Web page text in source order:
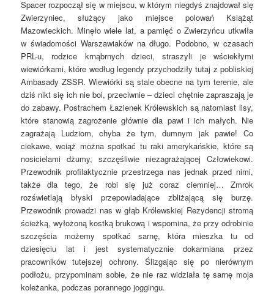
Spacer rozpoczął się w miejscu, w którym niegdyś znajdował się
Zwierzyniec, służący jako miejsce polowań Książąt
Mazowieckich. Minęło wiele lat, a pamięć o Zwierzyńcu utkwiła
w świadomości Warszawiaków na długo. Podobno, w czasach
PRL-u, rodzice krnąbrnych dzieci, straszyli je wściekłymi
wiewiórkami, które według legendy przychodziły tutaj z pobliskiej
Ambasady ZSSR. Wiewiórki są stale obecne na tym terenie, ale
dziś nikt się ich nie boi, przeciwnie – dzieci chętnie zapraszają je
do zabawy. Postrachem Łazienek Królewskich są natomiast lisy,
które stanowią zagrożenie głównie dla pawi i ich małych. Nie
zagrażają Ludziom, chyba że tym, dumnym jak pawie! Co
ciekawe, wciąż można spotkać tu raki amerykańskie, które są
nosicielami dżumy, szczęśliwie niezagrażającej Człowiekowi.
Przewodnik profilaktycznie przestrzega nas jednak przed nimi,
także dla tego, że robi się już coraz ciemniej… Zmrok
rozświetlają błyski przepowiadające zbliżającą się burzę.
Przewodnik prowadzi nas w głąb Królewskiej Rezydencji stromą
ścieżką, wyłożoną kostką brukową i wspomina, że przy odrobinie
szczęścia możemy spotkać sarnę, która mieszka tu od
dziesięciu lat i jest systematycznie dokarmiana przez
pracowników tutejszej ochrony. Ślizgając się po nierównym
podłożu, przypominam sobie, że nie raz widziała tę sarnę moja
koleżanka, podczas porannego joggingu.